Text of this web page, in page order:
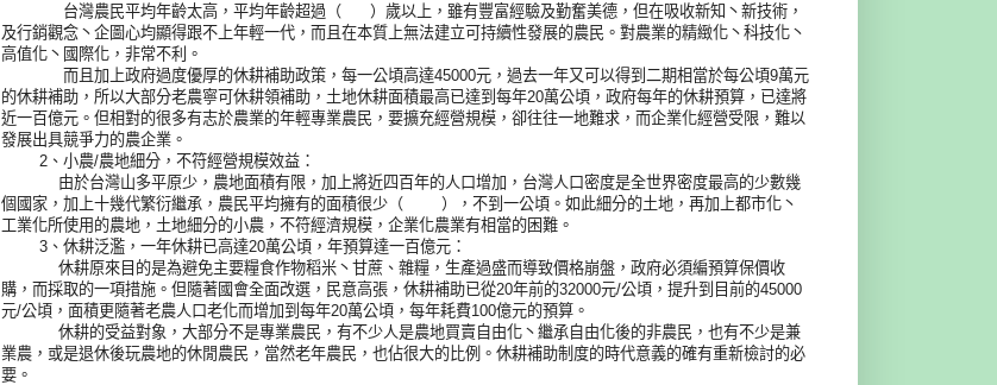
台灣農民平均年齡太高，平均年齡超過（ ）歲以上，雖有豐富經驗及勤奮美德，但在吸收新知丶新技術，
及行銷觀念丶企圖心均顯得跟不上年輕一代，而且在本質上無法建立可持續性發展的農民。 對農業的精緻化丶科技化丶
高值化丶國際化，非常不利。
而且加上政府過度優厚的休耕補助政策，每一公頃高達45000元，過去一年又可以得到二期相當於每公頃9萬元
的休耕補助，所以大部分老農寧可休耕領補助，土地休耕面積最高已達到每年20萬公頃，政府每年的休耕預算，已達將
近一百億元。但相對的很多有志於農業的年輕專業農民，要擴充經營規模，卻往往一地難求，而企業化經營受限，難以
發展出具競爭力的農企業。
2、小農/農地細分，不符經營規模效益：
由於台灣山多平原少，農地面積有限，加上將近四百年的人口增加，台灣人口密度是全世界密度最高的少數幾
個國家，加上十幾代繁衍繼承，農民平均擁有的面積很少（ ），不到一公頃。如此細分的土地，再加上都市化丶
工業化所使用的農地，土地細分的小農，不符經濟規模，企業化農業有相當的困難。
3、休耕泛濫，一年休耕已高達20萬公頃，年預算達一百億元：
休耕原來目的是為避免主要糧食作物稻米丶甘蔗、雜糧，生產過盛而導致價格崩盤，政府必須編預算保價收
購，而採取的一項措施。但隨著國會全面改選，民意高張，休耕補助已從20年前的32000元/公頃，提升到目前的45000
元/公頃，面積更隨著老農人口老化而增加到每年20萬公頃，每年耗費100億元的預算。
休耕的受益對象，大部分不是專業農民，有不少人是農地買賣自由化丶繼承自由化後的非農民，也有不少是兼
業農，或是退休後玩農地的休閒農民，當然老年農民，也佔很大的比例。休耕補助制度的時代意義的確有重新檢討的必
要。